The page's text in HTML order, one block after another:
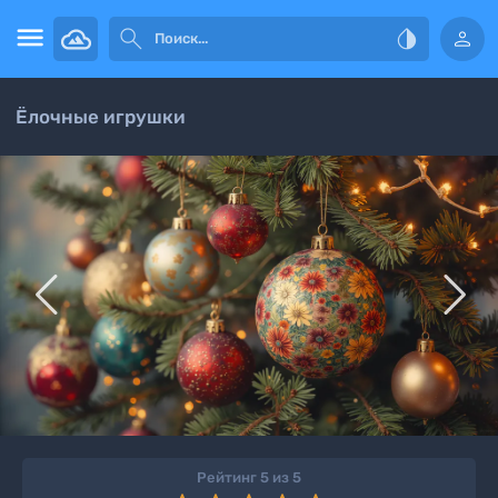
   
Ёлочные игрушки
 
Рейтинг 5 из 5